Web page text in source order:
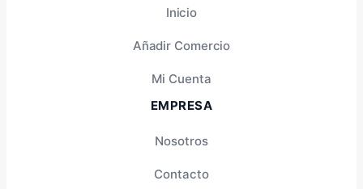
Inicio
Añadir Comercio
Mi Cuenta
EMPRESA
Nosotros
Contacto